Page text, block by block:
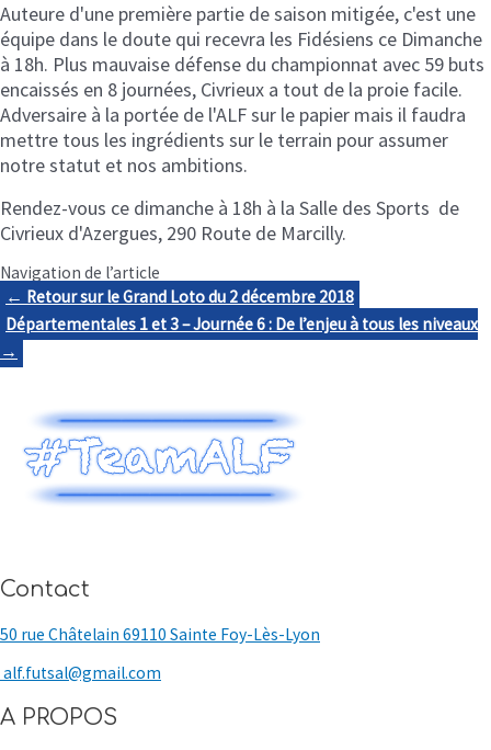
Auteure d'une première partie de saison mitigée, c'est une
équipe dans le doute qui recevra les Fidésiens ce Dimanche
à 18h. Plus mauvaise défense du championnat avec 59 buts
encaissés en 8 journées, Civrieux a tout de la proie facile.
Adversaire à la portée de l'ALF sur le papier mais il faudra
mettre tous les ingrédients sur le terrain pour assumer
notre statut et nos ambitions.
Rendez-vous ce dimanche à 18h à la Salle des Sports de
Civrieux d'Azergues, 290 Route de Marcilly.
Navigation de l’article
← Retour sur le Grand Loto du 2 décembre 2018
Départementales 1 et 3 – Journée 6 : De l’enjeu à tous les niveaux
→
Contact
50 rue Châtelain 69110 Sainte Foy-Lès-Lyon
alf.futsal@gmail.com
A PROPOS